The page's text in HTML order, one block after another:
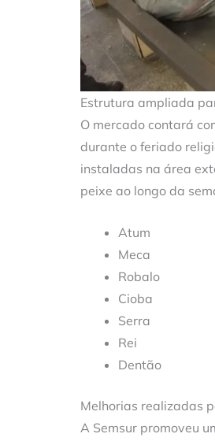
Estrutura ampliada
O mercado contará
durante o feriado
instaladas na área
peixe ao longo da
Atum
Meca
Robalo
Cioba
Serra
Rei
Dentão
Melhorias realizadas
A Semsur promoveu